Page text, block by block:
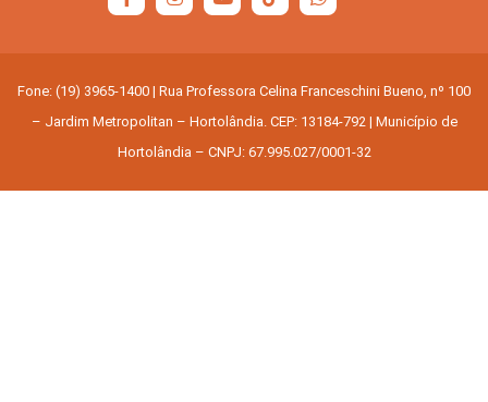
Fone: (19) 3965-1400 | Rua Professora Celina Franceschini Bueno, nº 100
– Jardim Metropolitan – Hortolândia. CEP: 13184-792 | Município de
Hortolândia – CNPJ: 67.995.027/0001-32